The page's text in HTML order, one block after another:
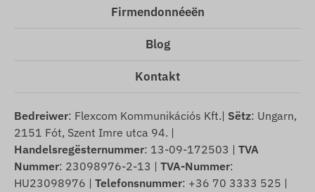
Firmendonnéeën
Blog
Kontakt
Bedreiwer: Flexcom Kommunikációs Kft.| Sëtz: Ungarn,
2151 Fót, Szent Imre utca 94. |
Handelsregësternummer: 13-09-172503 | TVA
Nummer: 23098976-2-13 | TVA-Nummer:
HU23098976 | Telefonsnummer: +36 70 3333 525 |